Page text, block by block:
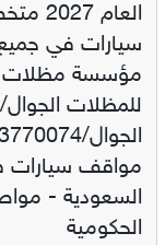
سيارات في
مؤسسة مظلات
مواقف سيارات
السعودية -
الحكومية